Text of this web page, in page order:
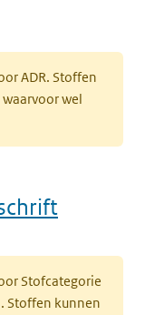
ADR. Stoffen
wel
Stofcategorie
Stoffen kunnen